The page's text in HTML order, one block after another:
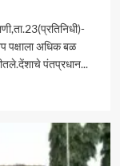
पक्षाला अधिक बळ
पंतप्रधान...